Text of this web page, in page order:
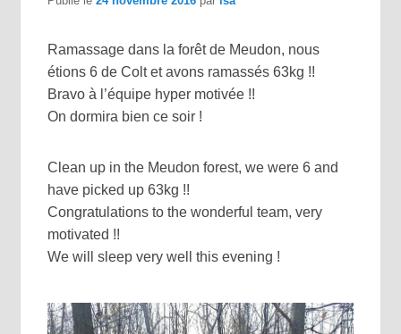
Ramassage dans la forêt de Meudon, nous
étions 6 de Colt et avons ramassés 63kg !!
Bravo à l’équipe hyper motivée !!
On dormira bien ce soir !
Clean up in the Meudon forest, we were 6 and
have picked up 63kg !!
Congratulations to the wonderful team, very
motivated !!
We will sleep very well this evening !